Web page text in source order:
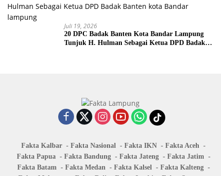
Juli 19, 2026
20 DPC Badak Banten Kota Bandar Lampung
Tunjuk H. Hulman Sebagai Ketua DPD Badak
Fakta Kalbar Fakta Nasional Fakta IKN
Fakta Aceh
Fakta Papua
Fakta Bandung Fakta Jateng
Fakta Jatim
Fakta Batam
Fakta Medan Fakta Kalsel
Fakta Kalteng